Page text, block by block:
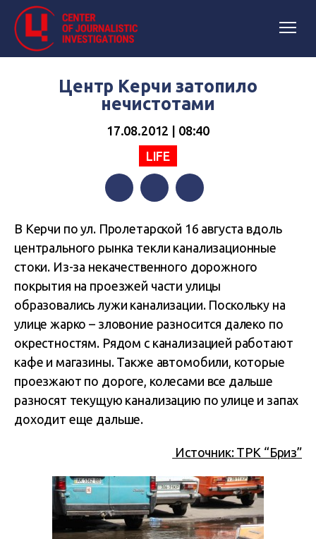
Центр Керчи затопило
нечистотами
17.08.2012 | 08:40
LIFE
В Керчи по ул. Пролетарской 16 августа вдоль
центрального рынка текли канализационные
стоки. Из-за некачественного дорожного
покрытия на проезжей части улицы
образовались лужи канализации. Поскольку на
улице жарко – зловоние разносится далеко по
окрестностям. Рядом с канализацией работают
кафе и магазины. Также автомобили, которые
проезжают по дороге, колесами все дальше
разносят текущую канализацию по улице и запах
доходит еще дальше.
Источник: ТРК “Бриз”